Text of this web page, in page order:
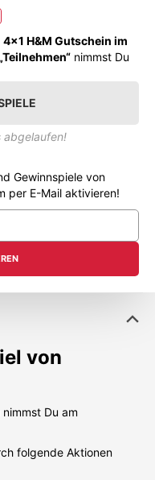
4x1 H&M Gutschein im
„Teilnehmen“ nimmst Du
abgelaufen!
Gewinnspiele von
per E-Mail aktivieren!
von
Du am
folgende Aktionen